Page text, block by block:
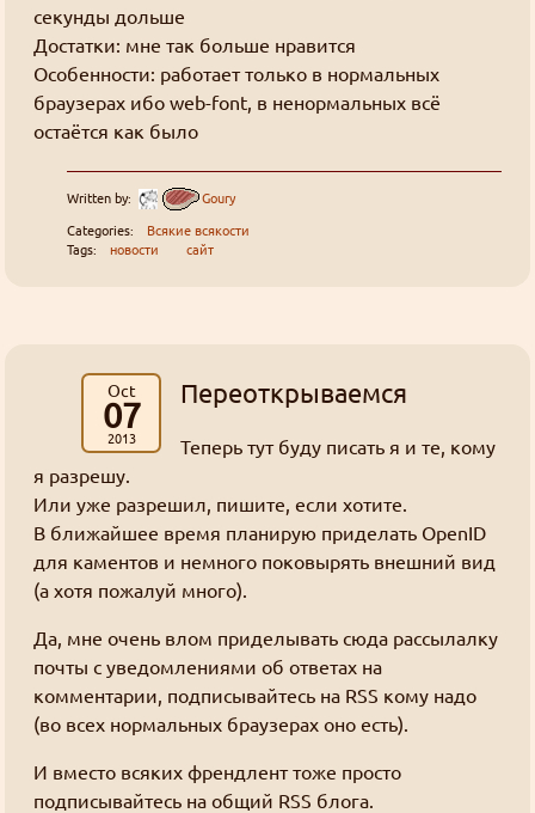
секунды дольше
Достатки: мне так больше нравится
Особенности: работает только в нормальных
браузерах ибо web-font, в ненормальных всё
остаётся как было
Written by:
Goury
Categories:
Всякие всякости
Tags:
новости сайт
Oct
07
2013
Переоткрываемся
Теперь тут буду писать я и те, кому
я разрешу.
Или уже разрешил, пишите, если хотите.
В ближайшее время планирую приделать OpenID
для каментов и немного поковырять внешний вид
(а хотя пожалуй много).
Да, мне очень влом приделывать сюда рассылалку
почты с уведомлениями об ответах на
комментарии, подписывайтесь на RSS кому надо
(во всех нормальных браузерах оно есть).
И вместо всяких френдлент тоже просто
подписывайтесь на общий RSS блога.